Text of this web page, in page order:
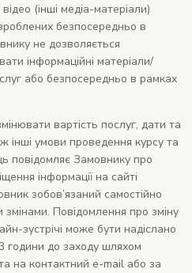
(інші медіа-матеріали)
безпосередньо в
не дозволяється
інформаційні матеріали/
або безпосередньо в рамках
вартість послуг, дати та
інші умови проведення курсу та
повідомляє Замовнику про
інформації на сайті
зобов’язаний самостійно
Повідомлення про зміну
зустрічі може бути надіслано
години до заходу шляхом
на контактний e-mail або за